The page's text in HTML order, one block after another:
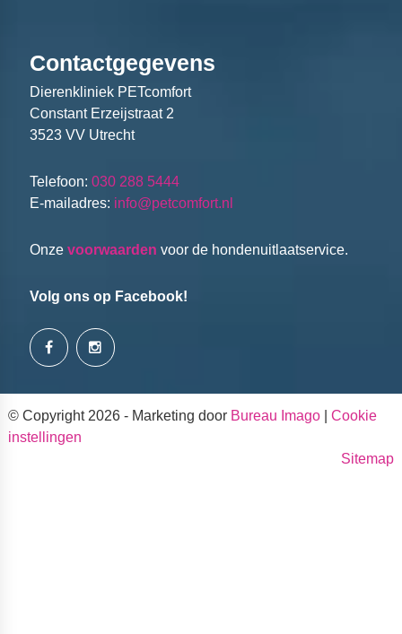
Contactgegevens
Dierenkliniek PETcomfort
Constant Erzeijstraat 2
3523 VV Utrecht
Telefoon: 030 288 5444
E-mailadres: info@petcomfort.nl
Onze voorwaarden voor de hondenuitlaatservice.
Volg ons op Facebook!
© Copyright 2026 - Marketing door Bureau Imago| Cookie
instellingen
Sitemap